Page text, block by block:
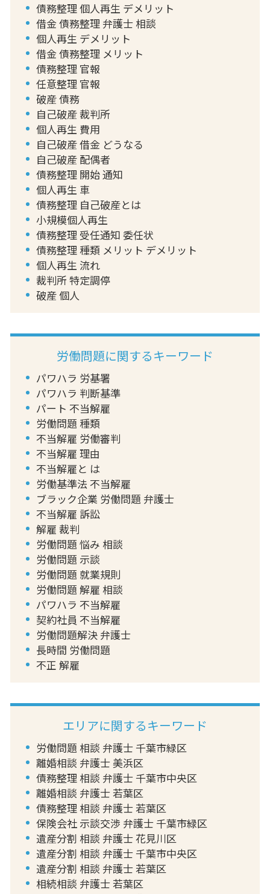
債務整理 個人再生 デメリット
借金 債務整理 弁護士 相談
個人再生 デメリット
借金 債務整理 メリット
債務整理 官報
任意整理 官報
破産 債務
自己破産 裁判所
個人再生 費用
自己破産 借金 どうなる
自己破産 配偶者
債務整理 開始 通知
個人再生 車
債務整理 自己破産とは
小規模個人再生
債務整理 受任通知 委任状
債務整理 種類 メリット デメリット
個人再生 流れ
裁判所 特定調停
破産 個人
労働問題に関するキーワード
パワハラ 労基署
パワハラ 判断基準
パート 不当解雇
労働問題 種類
不当解雇 労働審判
不当解雇 理由
不当解雇と は
労働基準法 不当解雇
ブラック企業 労働問題 弁護士
不当解雇 訴訟
解雇 裁判
労働問題 悩み 相談
労働問題 示談
労働問題 就業規則
労働問題 解雇 相談
パワハラ 不当解雇
契約社員 不当解雇
労働問題解決 弁護士
長時間 労働問題
不正 解雇
エリアに関するキーワード
労働問題 相談 弁護士 千葉市緑区
離婚相談 弁護士 美浜区
債務整理 相談 弁護士 千葉市中央区
離婚相談 弁護士 若葉区
債務整理 相談 弁護士 若葉区
保険会社 示談交渉 弁護士 千葉市緑区
遺産分割 相談 弁護士 花見川区
遺産分割 相談 弁護士 千葉市中央区
遺産分割 相談 弁護士 若葉区
相続相談 弁護士 若葉区